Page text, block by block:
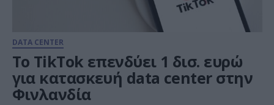
DATA CENTER
To TikTok επενδύει 1 δισ. ευρώ
για κατασκευή data center στην
Φινλανδία